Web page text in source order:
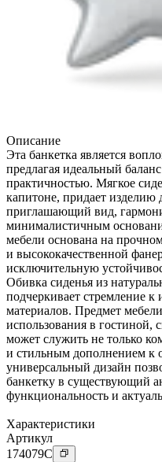
Описание
Эта банкетка является
предлагая идеальный
практичностью. Мягкое
капитоне, придает
приглашающий вид,
минималистичным
мебели основана на
и высококачественной
исключительную
Обивка сиденья из
подчеркивает стремление
материалов. Предмет
использования в гостиной,
может служить не только
и стильным дополнением к
универсальный дизайн
банкетку в существующий
функциональность и
Характеристики
Артикул
174079C